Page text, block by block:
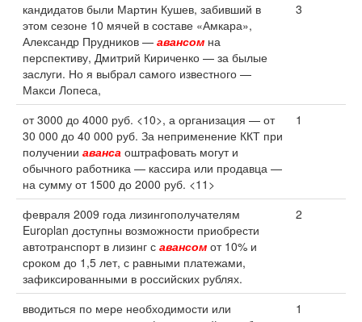
кандидатов были Мартин Кушев, забивший в
этом сезоне 10 мячей в составе «Амкара»,
Александр Прудников — авансом на
перспективу, Дмитрий Кириченко — за былые
заслуги. Но я выбрал самого известного —
Макси Лопеса,
3
от 3000 до 4000 руб. <10>, а организация — от
30 000 до 40 000 руб. За неприменение ККТ при
получении аванса оштрафовать могут и
обычного работника — кассира или продавца —
на сумму от 1500 до 2000 руб. <11>
1
февраля 2009 года лизингополучателям
Europlan доступны возможности приобрести
автотранспорт в лизинг с авансом от 10% и
сроком до 1,5 лет, с равными платежами,
зафиксированными в российских рублях.
2
вводиться по мере необходимости или
1